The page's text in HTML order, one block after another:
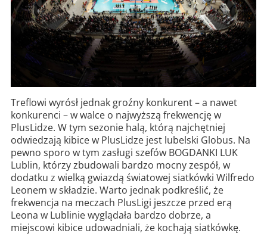
Treflowi wyrósł jednak groźny konkurent – a nawet
konkurenci – w walce o najwyższą frekwencję w
PlusLidze. W tym sezonie halą, którą najchętniej
odwiedzają kibice w PlusLidze jest lubelski Globus. Na
pewno sporo w tym zasługi szefów BOGDANKI LUK
Lublin, którzy zbudowali bardzo mocny zespół, w
dodatku z wielką gwiazdą światowej siatkówki Wilfredo
Leonem w składzie. Warto jednak podkreślić, że
frekwencja na meczach PlusLigi jeszcze przed erą
Leona w Lublinie wyglądała bardzo dobrze, a
miejscowi kibice udowadniali, że kochają siatkówkę.